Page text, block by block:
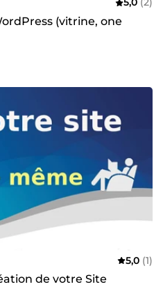
(vitrine, one
5,0 (1)
de votre Site